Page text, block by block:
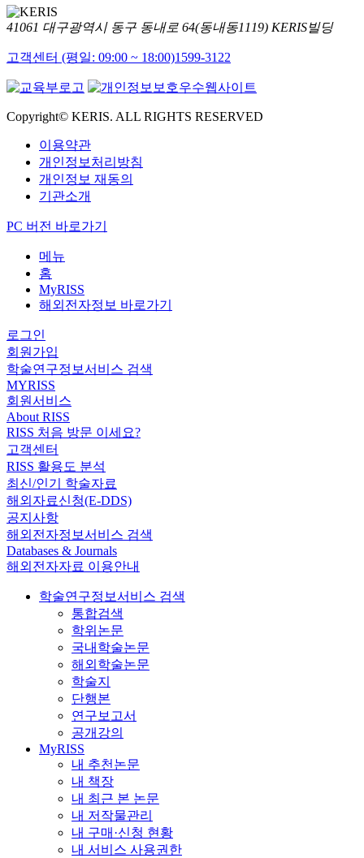
41061 대구광역시 동구 동내로 64(동내동1119) KERIS빌딩
고객센터 (평일: 09:00 ~ 18:00)1599-3122
Copyright© KERIS. ALL RIGHTS RESERVED
이용약관
개인정보처리방침
개인정보 재동의
기관소개
PC 버전 바로가기
메뉴
홈
MyRISS
해외전자정보 바로가기
로그인
회원가입
학술연구정보서비스 검색
MYRISS
회원서비스
About RISS
RISS 처음 방문 이세요?
고객센터
RISS 활용도 분석
최신/인기 학술자료
해외자료신청(E-DDS)
공지사항
해외전자정보서비스 검색
Databases & Journals
해외전자자료 이용안내
학술연구정보서비스 검색
통합검색
학위논문
국내학술논문
해외학술논문
학술지
단행본
연구보고서
공개강의
MyRISS
내 추천논문
내 책장
내 최근 본 논문
내 저작물관리
내 구매·신청 현황
내 서비스 사용권한